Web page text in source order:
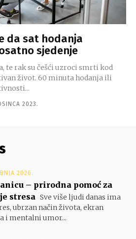
da sat hodanja
sjedenje
te rak su češći uzroci smrti kod
život. 60 minuta hodanja ili
2023.
2026.
– prirodna pomoć za
stresa Sve više ljudi danas ima
ubrzan način života, ekran
i mentalni umor...